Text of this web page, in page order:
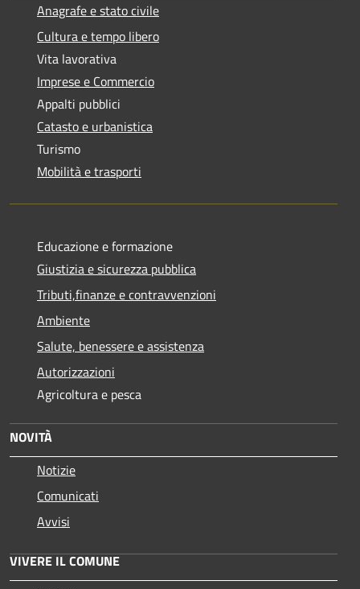
Anagrafe e stato civile
Cultura e tempo libero
Vita lavorativa
Imprese e Commercio
Appalti pubblici
Catasto e urbanistica
Turismo
Mobilità e trasporti
Educazione e formazione
Giustizia e sicurezza pubblica
Tributi,finanze e contravvenzioni
Ambiente
Salute, benessere e assistenza
Autorizzazioni
Agricoltura e pesca
NOVITÀ
Notizie
Comunicati
Avvisi
VIVERE IL COMUNE